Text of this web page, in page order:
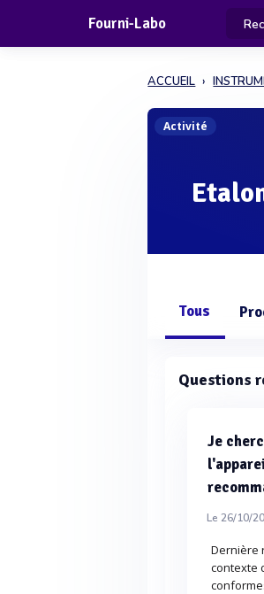
Fourni-Labo
ACCUEIL
Activité
Tous
Questions
Je
Le 26/10/
Dernière
contexte